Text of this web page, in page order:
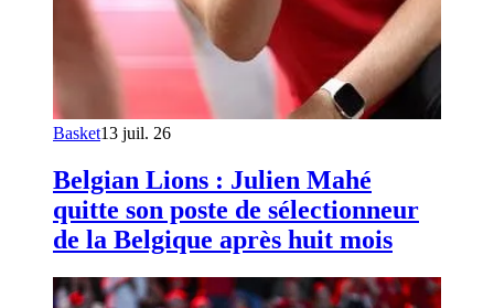
Basket13 juil. 26
Belgian Lions : Julien Mahé
quitte son poste de sélectionneur
de la Belgique après huit mois